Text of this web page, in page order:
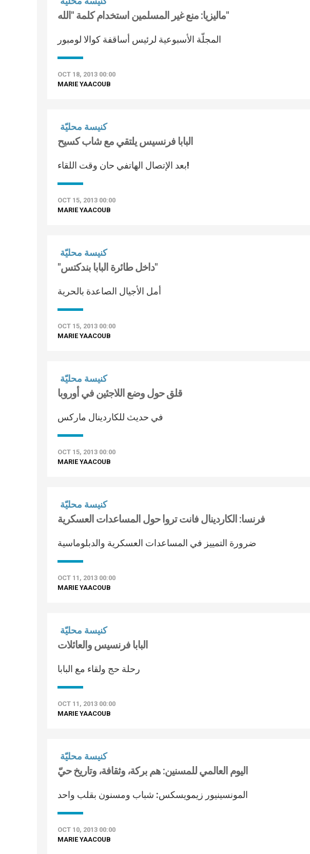
ماليزيا: منع غير المسلمين استخدام كلمة "الله"
المجلّة الأسبوعية لرئيس أساقفة كوالا لومبور
OCT 18, 2013 00:00
MARIE YAACOUB
كنيسة محليّة
البابا فرنسيس يلتقي مع شاب كسيح
بعد الإتصال الهاتفي حان وقت اللقاء!
OCT 15, 2013 00:00
MARIE YAACOUB
كنيسة محليّة
"داخل طائرة البابا بندكتس"
أمل الأجيال الصاعدة بالحرية
OCT 15, 2013 00:00
MARIE YAACOUB
كنيسة محليّة
قلق حول وضع اللاجئين في أوروبا
في حديث للكاردينال ماركس
OCT 15, 2013 00:00
MARIE YAACOUB
كنيسة محليّة
فرنسا: الكاردينال فانت تروا حول المساعدات العسكرية
ضرورة التمييز في المساعدات العسكرية والدبلوماسية
OCT 11, 2013 00:00
MARIE YAACOUB
كنيسة محليّة
البابا فرنسيس والعائلات
رحلة حج ولقاء مع البابا
OCT 11, 2013 00:00
MARIE YAACOUB
كنيسة محليّة
اليوم العالمي للمسنين: هم بركة، وثقافة، وتاريخ حيّ
المونسينيور زيمويسكس: شباب ومسنون بقلب واحد
OCT 10, 2013 00:00
MARIE YAACOUB